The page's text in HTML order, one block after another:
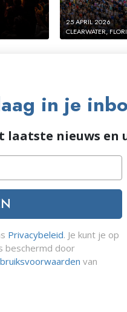
25 APRIL 2026
CLEARWATER,
in je
laatste nieuws en
Privacybeleid. Je kunt je op
beschermd door
van